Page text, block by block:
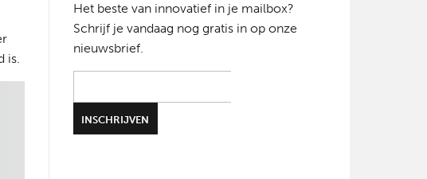
is.
Het beste van innovatief in je mailbox?
Schrijf je vandaag nog gratis in op onze
nieuwsbrief.